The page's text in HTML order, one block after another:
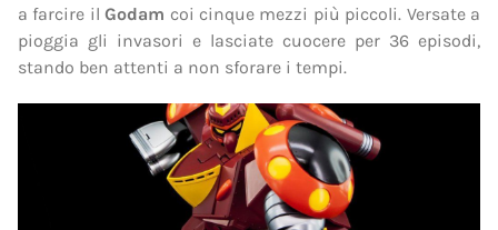
a farcire ilGodam coi cinque mezzi più piccoli. Versate a
pioggia gli invasori e lasciate cuocere per 36 episodi,
stando ben attenti a non sforare i tempi.